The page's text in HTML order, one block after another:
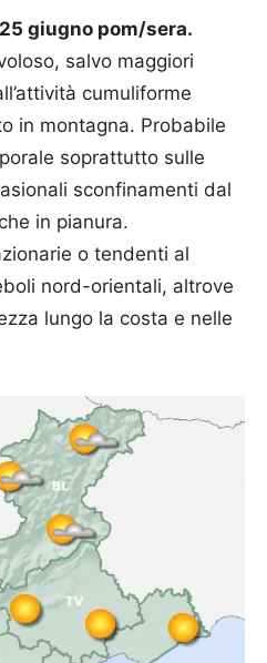
giugno pom/sera.
salvo maggiori
cumuliforme
in montagna. Probabile
soprattutto sulle
sconfinamenti dal
in pianura.
o tendenti al
nord-orientali, altrove
lungo la costa e nelle